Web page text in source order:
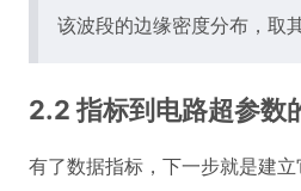
该波段的边缘密度分布，取
2.2 指标到电路超参数
有了数据指标，下一步就是建